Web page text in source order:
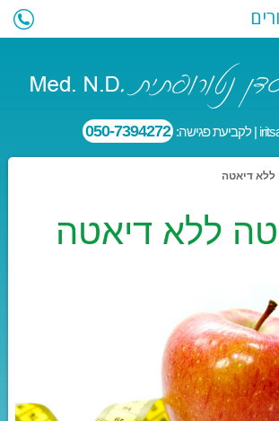
| לקביעת פגישה: 050-7394272
ללא דיאטה
ללא דיאטה